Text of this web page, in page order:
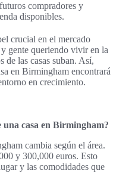
compradores y
disponibles.
crucial en el mercado
gente queriendo vivir en la
de las casas suban. Así,
en Birmingham encontrará
en crecimiento.
una casa en Birmingham?
cambia según el área.
y 300,000 euros. Esto
y las comodidades que